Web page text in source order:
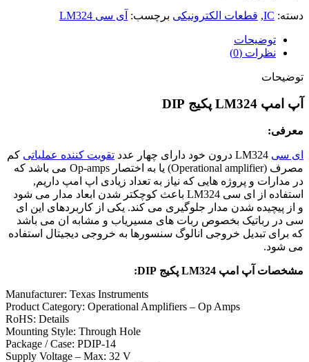
دسته: IC
, قطعات الکترونیکی برچسب: آی سی LM324
توضیحات
نظرات (0)
توضیحات
آپ امپ LM324 پکیج DIP
معرفی:
ای سی تقویت کننده عملیاتی کم
مصرف (Operational amplifier) یا به اختصار Op-amps می باشد که
در مدارات و پروژه هایی که نیاز به تعداد زیادی اپ امپ داریم,
استفاده از ای سی LM324 باعث کوچکتر شدن ابعاد مدار می شود
و از پیچیده شدن مدار جلوگیری می کند. یکی از کاربردهای این ای
سی در رباتیک بخصوص ربات های مسیریاب و مشابه ان می باشد
که برای تبدیل خروجی انالوگ سنسورها به خروجی دیجیتال استفاده
می شود.
مشخصات آپ امپ LM324 پکیج DIP:
Manufacturer: Texas Instruments
Product Category: Operational Amplifiers – Op Amps
RoHS: Details
Mounting Style: Through Hole
Package / Case: PDIP-14
Supply Voltage – Max: 32 V